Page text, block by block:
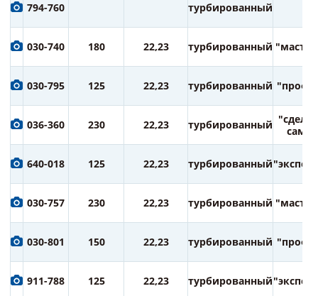
794-760 турбированный
030-740 180 22,23 турбированный
030-795 125 22,23 турбированный
036-360 230 22,23 турбированный
сам"
640-018 125 22,23 турбированный
030-757 230 22,23 турбированный
030-801 150 22,23 турбированный
911-788 125 22,23 турбированный